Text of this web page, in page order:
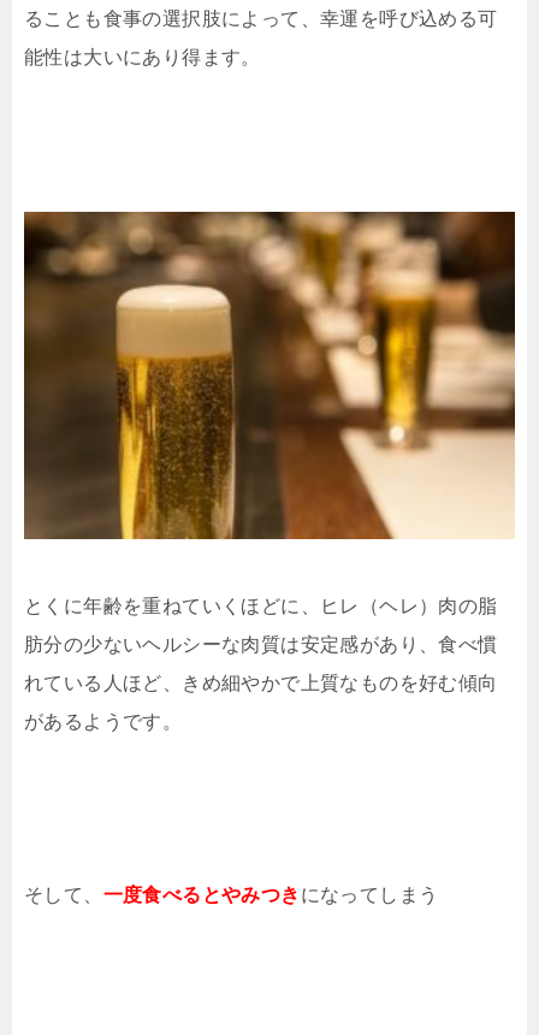
ることも食事の選択肢によって、幸運を呼び込める可
能性は大いにあり得ます。
とくに年齢を重ねていくほどに、ヒレ（ヘレ）肉の脂
肪分の少ないヘルシーな肉質は安定感があり、食べ慣
れている人ほど、きめ細やかで上質なものを好む傾向
があるようです。
そして、 一度食べるとやみつき になってしまう